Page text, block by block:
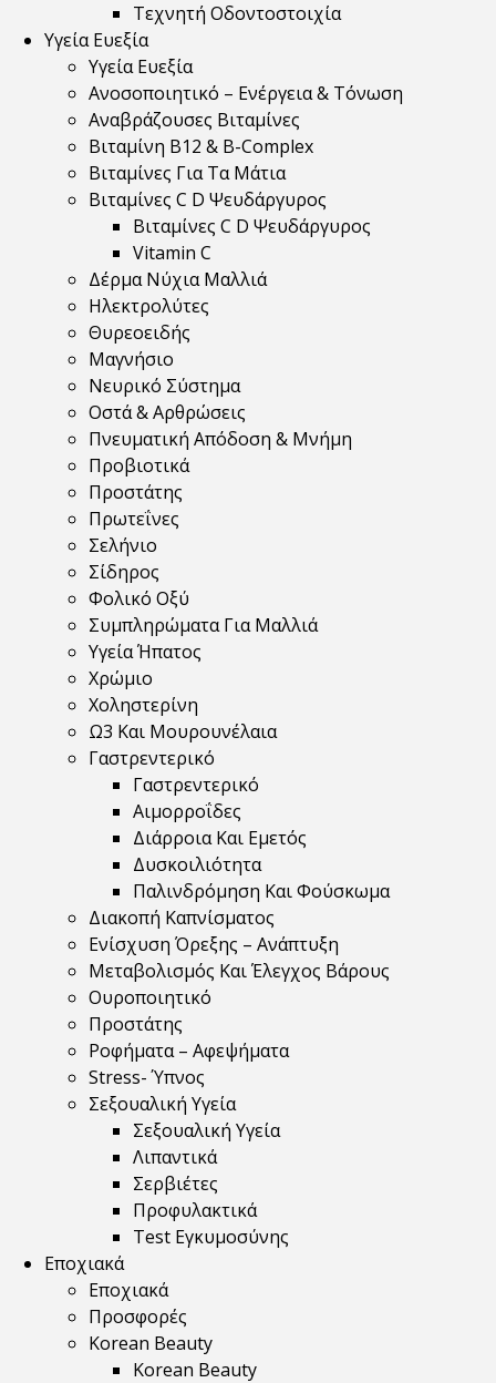
Τεχνητή Οδοντοστοιχία
Υγεία Ευεξία
Υγεία Ευεξία
Ανοσοποιητικό – Ενέργεια & Τόνωση
Αναβράζουσες Βιταμίνες
Βιταμίνη B12 & Β-Complex
Βιταμίνες Για Τα Μάτια
Βιταμίνες C D Ψευδάργυρος
Βιταμίνες C D Ψευδάργυρος
Vitamin C
Δέρμα Νύχια Μαλλιά
Ηλεκτρολύτες
Θυρεοειδής
Μαγνήσιο
Νευρικό Σύστημα
Οστά & Αρθρώσεις
Πνευματική Απόδοση & Μνήμη
Προβιοτικά
Προστάτης
Πρωτεΐνες
Σελήνιο
Σίδηρος
Φολικό Οξύ
Συμπληρώματα Για Μαλλιά
Υγεία Ήπατος
Χρώμιο
Χοληστερίνη
Ω3 Και Μουρουνέλαια
Γαστρεντερικό
Γαστρεντερικό
Αιμορροΐδες
Διάρροια Και Εμετός
Δυσκοιλιότητα
Παλινδρόμηση Και Φούσκωμα
Διακοπή Καπνίσματος
Ενίσχυση Όρεξης – Ανάπτυξη
Μεταβολισμός Και Έλεγχος Βάρους
Ουροποιητικό
Προστάτης
Ροφήματα – Αφεψήματα
Stress- Ύπνος
Σεξουαλική Υγεία
Σεξουαλική Υγεία
Λιπαντικά
Σερβιέτες
Προφυλακτικά
Test Εγκυμοσύνης
Εποχιακά
Εποχιακά
Προσφορές
Korean Beauty
Korean Beauty